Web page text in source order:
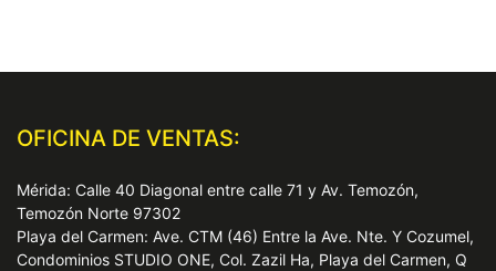
OFICINA DE VENTAS:
Mérida: Calle 40 Diagonal entre calle 71 y Av. Temozón,
Temozón Norte 97302
Playa del Carmen: Ave. CTM (46) Entre la Ave. Nte. Y Cozumel,
Condominios STUDIO ONE, Col. Zazil Ha, Playa del Carmen, Q